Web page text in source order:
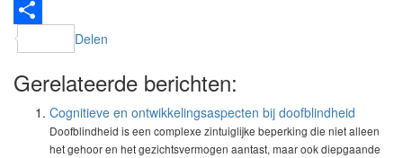
LinkedIn
Delen
Gerelateerde berichten:
Cognitieve en ontwikkelingsaspecten bij doofblindheid
Doofblindheid is een complexe zintuiglijke beperking die niet alleen
het gehoor en het gezichtsvermogen aantast, maar ook diepgaande